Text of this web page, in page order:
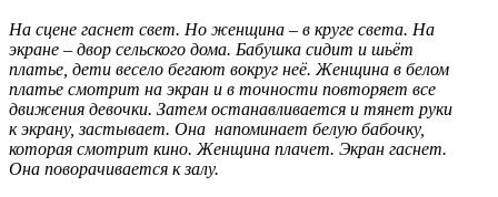
На сцене гаснет свет. Но женщина – в круге света. На
экране – двор сельского дома. Бабушка сидит и шьёт
платье, дети весело бегают вокруг неё. Женщина в белом
платье смотрит на экран и в точности повторяет все
движения девочки. Затем останавливается и тянет руки
к экрану, застывает. Она напоминает белую бабочку,
которая смотрит кино. Женщина плачет. Экран гаснет.
Она поворачивается к залу.